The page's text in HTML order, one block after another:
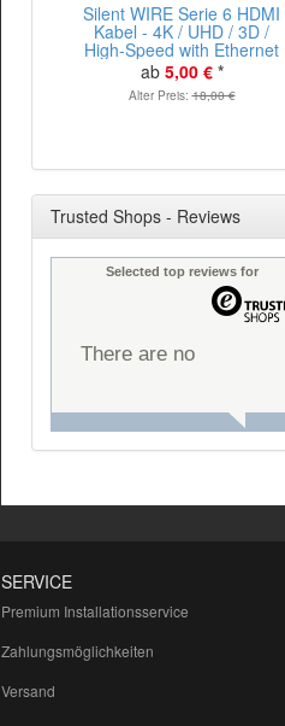
Silent WIRE Serie 6 HDMI
Kabel - 4K / UHD / 3D /
High-Speed with Ethernet
ab 5,00 € *
Alter Preis:18,00 €
Trusted Shops - Reviews
Selected top reviews for
There are no
SERVICE
Premium Installationsservice
Zahlungsmöglichkeiten
Versand